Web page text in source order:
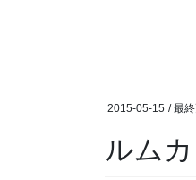
2015-05-15 / 最
ルム